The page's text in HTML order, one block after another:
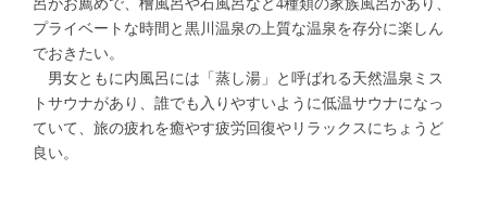
呂がお薦めで、檜風呂や石風呂など4種類の家族風呂があり、
プライベートな時間と黒川温泉の上質な温泉を存分に楽しん
でおきたい。
男女ともに内風呂には「蒸し湯」と呼ばれる天然温泉ミス
トサウナがあり、誰でも入りやすいように低温サウナになっ
ていて、旅の疲れを癒やす疲労回復やリラックスにちょうど
良い。